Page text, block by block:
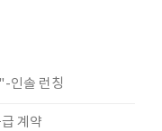
인솔 런칭
계약